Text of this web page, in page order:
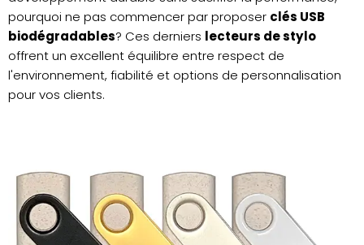
pourquoi ne pas commencer par proposer clés USB
biodégradables? Ces derniers lecteurs de stylo
offrent un excellent équilibre entre respect de
l'environnement, fiabilité et options de personnalisation
pour vos clients.